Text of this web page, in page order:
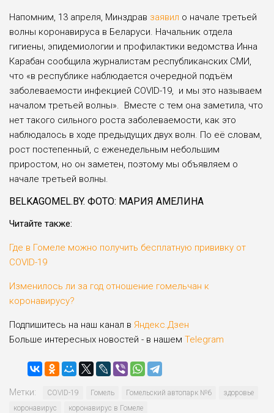
Напомним, 13 апреля, Минздрав заявил о начале третьей
волны коронавируса в Беларуси. Начальник отдела
гигиены, эпидемиологии и профилактики ведомства Инна
Карабан сообщила журналистам республиканских СМИ,
что «в республике наблюдается очередной подъём
заболеваемости инфекцией COVID-19, и мы это называем
началом третьей волны». Вместе с тем она заметила, что
нет такого сильного роста заболеваемости, как это
наблюдалось в ходе предыдущих двух волн. По её словам,
рост постепенный, с еженедельным небольшим
приростом, но он заметен, поэтому мы объявляем о
начале третьей волны.
BELKAGOMEL.BY. ФОТО: МАРИЯ АМЕЛИНА
Читайте также:
Где в Гомеле можно получить бесплатную прививку от
COVID-19
Изменилось ли за год отношение гомельчан к
коронавирусу?
Подпишитесь на наш канал в Яндекс.Дзен
Больше интересных новостей - в нашем Telegram
Метки: COVID-19 Гомель Гомельский автопарк №6
здоровье
коронавирус
коронавирус в Гомеле